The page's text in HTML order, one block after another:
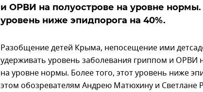
и ОРВИ на полуострове на уровне нормы.
уровень ниже эпидпорога на 40%.
Разобщение детей Крыма, непосещение ими
удерживать уровень заболевания гриппом и ОРВИ
на уровне нормы. Более того, этот уровень ниже
этом обозревателям Андрею Матюхину и Светлане